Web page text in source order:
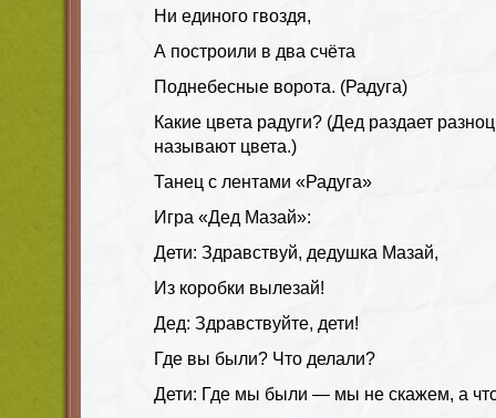
Ни единого гвоздя,
А построили в два счёта
Поднебесные ворота. (Радуга)
Какие цвета радуги? (Дед раздает
называют цвета.)
Танец с лентами «Радуга»
Игра «Дед Мазай»:
Дети: Здравствуй, дедушка Мазай,
Из коробки вылезай!
Дед: Здравствуйте, дети!
Где вы были? Что делали?
Дети: Где мы были — мы не скажем, а